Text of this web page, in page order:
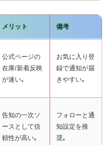
メリット 備考
公式ページの
在庫/新着反映
が速い｡
お気に入り登
録で通知が届
きやすい｡
告知の一次ソ
ースとして信
頼性が高い｡
フォローと通
知設定を推
奨｡